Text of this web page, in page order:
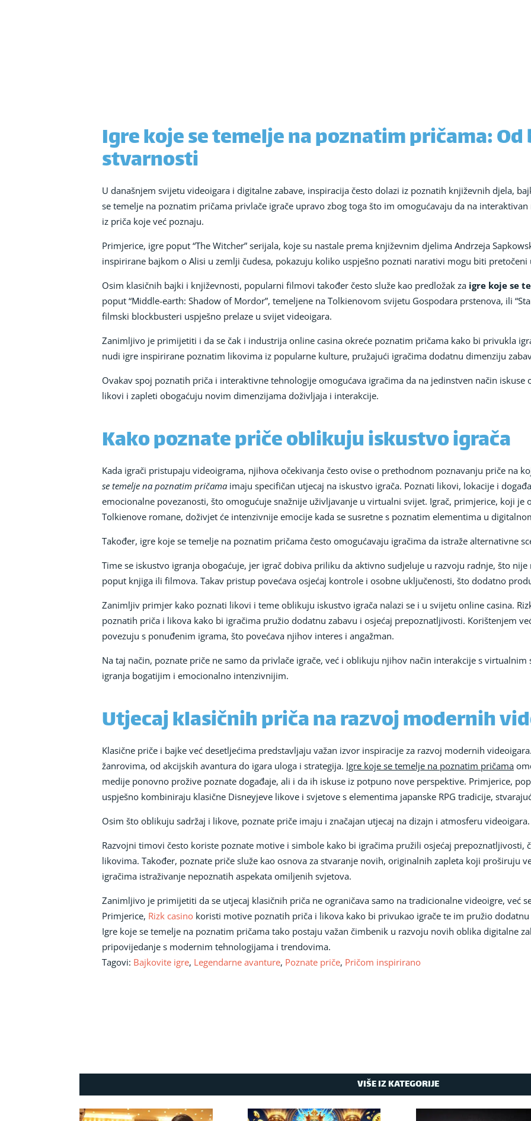
Igre koje se temelje na poznatim pričama:
stvarnosti
U današnjem svijetu videoigara i digitalne zabave, inspiracija često dolazi iz poznatih književnih djela,
se temelje na poznatim pričama privlače igrače upravo zbog toga što im omogućavaju da na
iz priča koje već poznaju.
Primjerice, igre poput “The Witcher” serijala, koje su nastale prema književnim djelima Andrzeja
inspirirane bajkom o Alisi u zemlji čudesa, pokazuju koliko uspješno poznati narativi mogu biti
Osim klasičnih bajki i književnosti, popularni filmovi također često služe kao predložak za igre koje se
poput “Middle-earth: Shadow of Mordor”, temeljene na Tolkienovom svijetu Gospodara prstenova, ili
filmski blockbusteri uspješno prelaze u svijet videoigara.
Zanimljivo je primijetiti i da se čak i industrija online casina okreće poznatim pričama kako bi privukla
nudi igre inspirirane poznatim likovima iz popularne kulture, pružajući igračima dodatnu dimenziju
Ovakav spoj poznatih priča i interaktivne tehnologije omogućava igračima da na jedinstven način iskuse
likovi i zapleti obogaćuju novim dimenzijama doživljaja i interakcije.
Kako poznate priče oblikuju iskustvo igrača
Kada igrači pristupaju videoigrama, njihova očekivanja često ovise o prethodnom poznavanju priče na
se temelje na poznatim pričama imaju specifičan utjecaj na iskustvo igrača. Poznati likovi, lokacije i
emocionalne povezanosti, što omogućuje snažnije uživljavanje u virtualni svijet. Igrač, primjerice, koji je
Tolkienove romane, doživjet će intenzivnije emocije kada se susretne s poznatim elementima u
Također, igre koje se temelje na poznatim pričama često omogućavaju igračima da istraže alternativne
Time se iskustvo igranja obogaćuje, jer igrač dobiva priliku da aktivno sudjeluje u razvoju radnje, što
poput knjiga ili filmova. Takav pristup povećava osjećaj kontrole i osobne uključenosti, što dodatno
Zanimljiv primjer kako poznati likovi i teme oblikuju iskustvo igrača nalazi se i u svijetu online casina.
poznatih priča i likova kako bi igračima pružio dodatnu zabavu i osjećaj prepoznatljivosti. Korištenjem
povezuju s ponuđenim igrama, što povećava njihov interes i angažman.
Na taj način, poznate priče ne samo da privlače igrače, već i oblikuju njihov način interakcije s
igranja bogatijim i emocionalno intenzivnijim.
Utjecaj klasičnih priča na razvoj modernih
Klasične priče i bajke već desetljećima predstavljaju važan izvor inspiracije za razvoj modernih
žanrovima, od akcijskih avantura do igara uloga i strategija. Igre koje se temelje na poznatim pričama
medije ponovno prožive poznate događaje, ali i da ih iskuse iz potpuno nove perspektive. Primjerice,
uspješno kombiniraju klasične Disneyjeve likove i svjetove s elementima japanske RPG tradicije,
Osim što oblikuju sadržaj i likove, poznate priče imaju i značajan utjecaj na dizajn i atmosferu videoigara.
Razvojni timovi često koriste poznate motive i simbole kako bi igračima pružili osjećaj prepoznatljivosti,
likovima. Također, poznate priče služe kao osnova za stvaranje novih, originalnih zapleta koji proširuju
igračima istraživanje nepoznatih aspekata omiljenih svjetova.
Zanimljivo je primijetiti da se utjecaj klasičnih priča ne ograničava samo na tradicionalne videoigre, već
Primjerice, Rizk casino koristi motive poznatih priča i likova kako bi privukao igrače te im pružio
Igre koje se temelje na poznatim pričama tako postaju važan čimbenik u razvoju novih oblika digitalne
pripovijedanje s modernim tehnologijama i trendovima.
Tagovi: Bajkovite igre, Legendarne avanture, Poznate priče, Pričom inspirirano
VIŠE IZ KATEGORIJE